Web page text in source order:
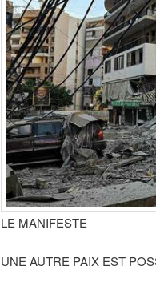
LE MANIFESTE
UNE AUTRE PAIX EST